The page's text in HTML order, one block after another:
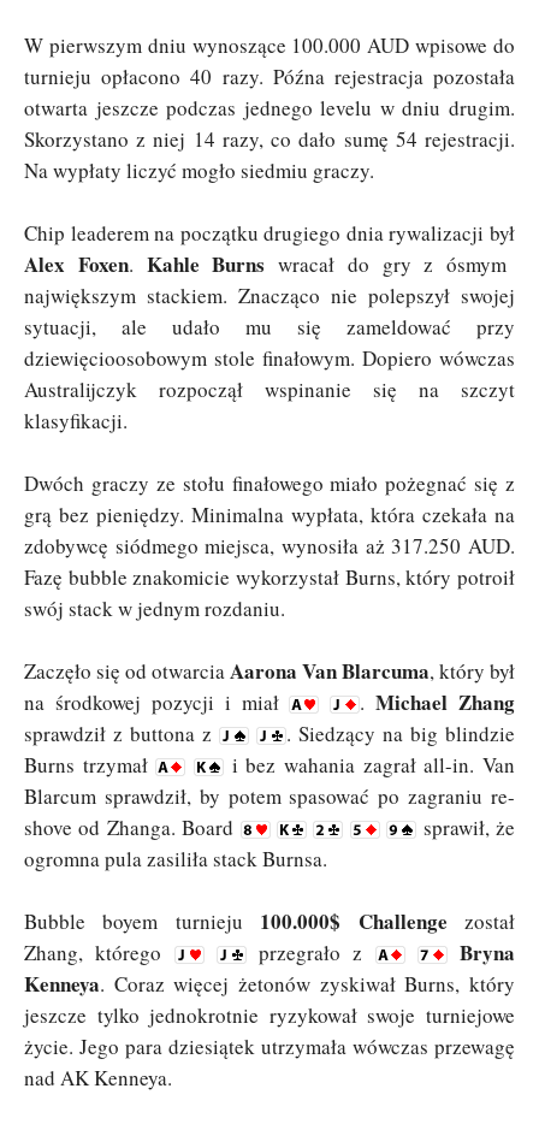
W pierwszym dniu wynoszące 100.000 AUD wpisowe do
turnieju opłacono 40 razy. Późna rejestracja pozostała
otwarta jeszcze podczas jednego levelu w dniu drugim.
Skorzystano z niej 14 razy, co dało sumę 54 rejestracji.
Na wypłaty liczyć mogło siedmiu graczy.
Chip leaderem na początku drugiego dnia rywalizacji był
Alex Foxen. Kahle Burns wracał do gry z ósmym
największym stackiem. Znacząco nie polepszył swojej
sytuacji, ale udało mu się zameldować przy
dziewięcioosobowym stole finałowym. Dopiero wówczas
Australijczyk rozpoczął wspinanie się na szczyt
klasyfikacji.
Dwóch graczy ze stołu finałowego miało pożegnać się z
grą bez pieniędzy. Minimalna wypłata, która czekała na
zdobywcę siódmego miejsca, wynosiła aż 317.250 AUD.
Fazę bubble znakomicie wykorzystał Burns, który potroił
swój stack w jednym rozdaniu.
Zaczęło się od otwarciaAarona Van Blarcuma, który był
na środkowej pozycji i miał
.Michael Zhang
sprawdził z buttona z
. Siedzący na big blindzie
Burns trzymał
i bez wahania zagrał all-in. Van
Blarcum sprawdził, by potem spasować po zagraniu re-
shove od Zhanga. Board
sprawił, że
ogromna pula zasiliła stack Burnsa.
Bubble boyem turnieju 100.000$ Challengezostał
Zhang, którego
przegrało z
Bryna
Kenneya. Coraz więcej żetonów zyskiwał Burns, który
jeszcze tylko jednokrotnie ryzykował swoje turniejowe
życie. Jego para dziesiątek utrzymała wówczas przewagę
nad AK Kenneya.